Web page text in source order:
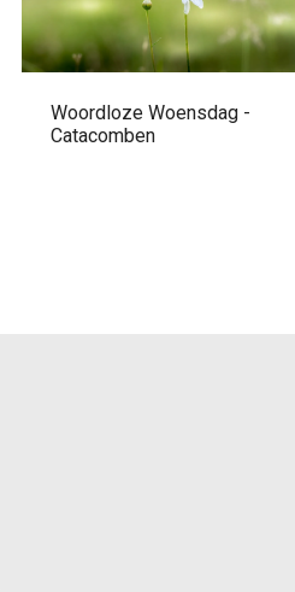
Woordloze Woensdag -
Catacomben